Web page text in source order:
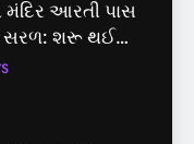
‘લગાન’ ફેમ
રાવતનું 74
બ્લડ કેન્સર
મંદિર આરતી પાસ
શરૂ થઈ
જાણો સંપૂર્ણ